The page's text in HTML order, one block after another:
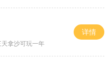
拿沙可玩一年
详情